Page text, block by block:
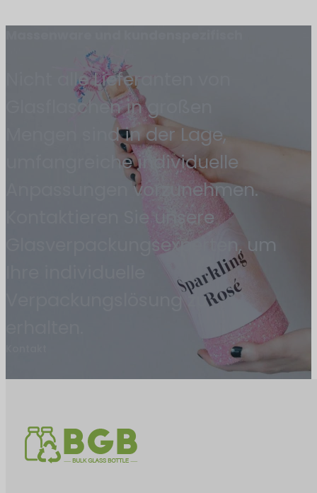
Nicht alle Lieferanten von
Glasflaschen in großen
Mengen sind in der Lage,
umfangreiche individuelle
Anpassungen vorzunehmen.
Kontaktieren Sie unsere
Glasverpackungsexperten, um
Verpackungslösung zu